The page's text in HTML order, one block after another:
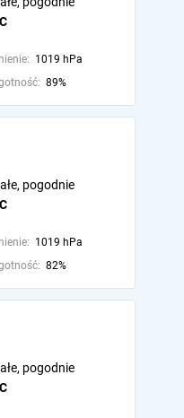
1019 hPa
89%
pogodnie
1019 hPa
82%
pogodnie